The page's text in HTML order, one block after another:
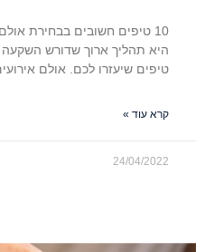
10 טיפים חשובים בבחירת
טיפים שיעזרו לכם. אולם
קרא עוד »
24/04/2022